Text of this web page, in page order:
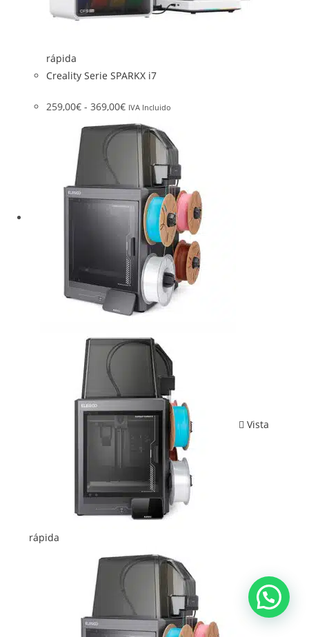
rápida
Creality Serie SPARKX i7
259,00€ - 369,00€ IVA Incluido
Vista
rápida